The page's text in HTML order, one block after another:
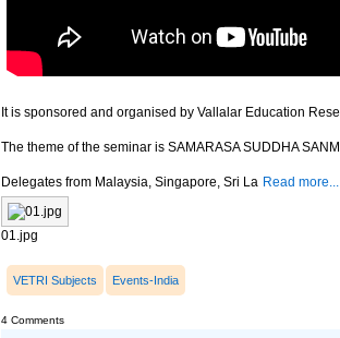
It is sponsored and organised by Vallalar Education
The theme of the seminar is SAMARASA SUDDHA
Delegates from Malaysia, Singapore, Sri La Read more...
01.jpg
VETRI Subjects Events-India
4 Comments